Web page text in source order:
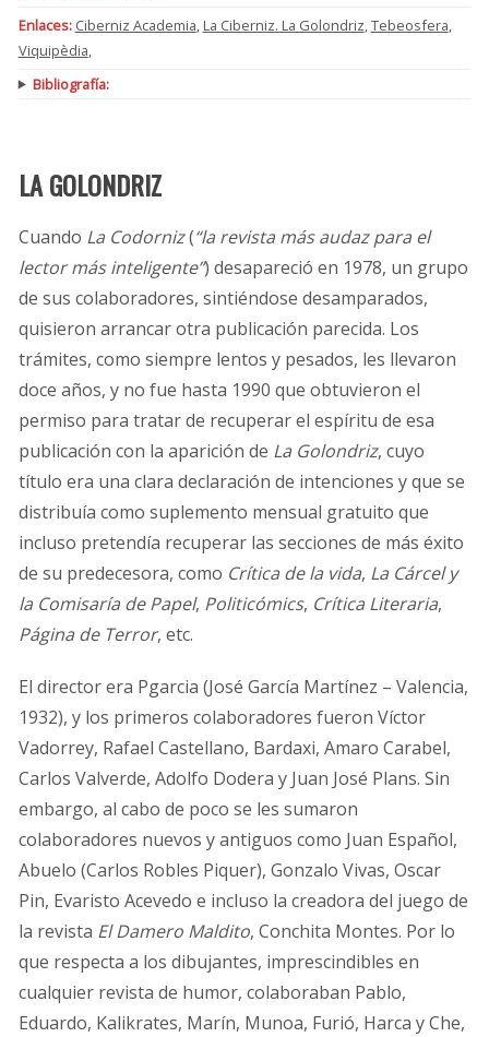
Enlaces: Ciberniz Academia, La Ciberniz. La Golondriz,Tebeosfera,
Viquipèdia,
Bibliografía:
LA GOLONDRIZ
Cuando La Codorniz(“la revista más audaz para el
lector más inteligente”) desapareció en 1978, un grupo
de sus colaboradores, sintiéndose desamparados,
quisieron arrancar otra publicación parecida. Los
trámites, como siempre lentos y pesados, les llevaron
doce años, y no fue hasta 1990 que obtuvieron el
permiso para tratar de recuperar el espíritu de esa
publicación con la aparición de La Golondriz, cuyo
título era una clara declaración de intenciones y que se
distribuía como suplemento mensual gratuito que
incluso pretendía recuperar las secciones de más éxito
de su predecesora, como Crítica de la vida, La Cárcel y
la Comisaría de Papel, Politicómics, Crítica Literaria,
Página de Terror, etc.
El director era Pgarcia (José García Martínez – Valencia,
1932), y los primeros colaboradores fueron Víctor
Vadorrey, Rafael Castellano, Bardaxi, Amaro Carabel,
Carlos Valverde, Adolfo Dodera y Juan José Plans. Sin
embargo, al cabo de poco se les sumaron
colaboradores nuevos y antiguos como Juan Español,
Abuelo (Carlos Robles Piquer), Gonzalo Vivas, Oscar
Pin, Evaristo Acevedo e incluso la creadora del juego de
la revista El Damero Maldito, Conchita Montes. Por lo
que respecta a los dibujantes, imprescindibles en
cualquier revista de humor, colaboraban Pablo,
Eduardo, Kalikrates, Marín, Munoa, Furió, Harca y Che,